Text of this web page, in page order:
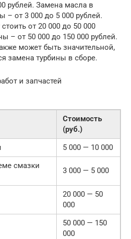
рублей. Замена масла в
– от 3 000 до 5 000 рублей.
от 20 000 до 50 000
– от 50 000 до 150 000 рублей.
может быть значительной,
замена турбины в сборе.
и запчастей
Стоимость
(руб.)
5 000 — 10 000
смазки
3 000 — 5 000
20 000 — 50
000
50 000 — 150
000